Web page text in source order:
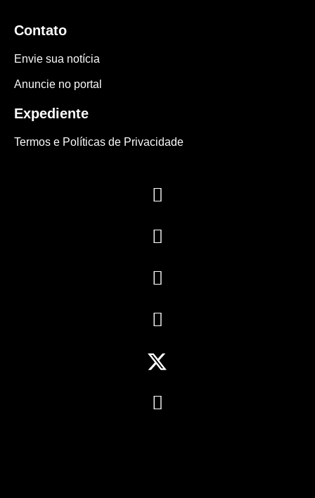
Contato
Envie sua notícia
Anuncie no portal
Expediente
Termos e Políticas de Privacidade